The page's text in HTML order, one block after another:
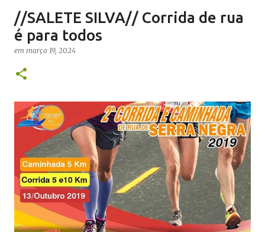
SAÚDE SERRA NEGRA
VIVA! SERRA NEGRA NO AR
//SALETE SILVA// Corrida de rua
é para todos
em março 19, 2024